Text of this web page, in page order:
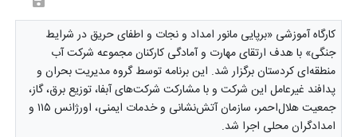
کارگاه آموزشی «برپایی مانور امداد و نجات و اطفای حریق در شرایط
جنگی» با هدف ارتقای مهارت و آمادگی کارکنان مجموعه شرکت آب
منطقه‌ای کردستان برگزار شد. این برنامه توسط گروه مدیریت بحران و
پدافند غیرعامل این شرکت و با مشارکت شرکت‌های آبفا، توزیع برق، گاز،
جمعیت هلال‌احمر، سازمان آتش‌نشانی و خدمات ایمنی، اورژانس ۱۱۵ و
امدادگران محلی اجرا شد.